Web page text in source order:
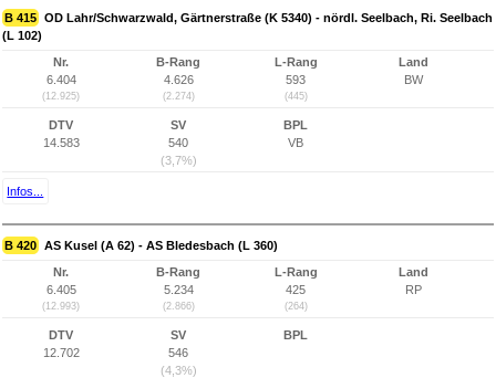
B 415 OD Lahr/Schwarzwald, Gärtnerstraße (K 5340) - nördl. Seelbach, Ri. Seelbach
(L 102)
Nr.
6.404
(12.925)
B-Rang
4.626
(2.274)
L-Rang
593
(445)
Land
BW
DTV
14.583
SV
540
(3,7%)
BPL
VB
Infos...
B 420 AS Kusel (A 62) - AS Bledesbach (L 360)
Nr.
6.405
(12.993)
B-Rang
5.234
(2.866)
L-Rang
425
(264)
Land
RP
DTV
12.702
SV
546
(4,3%)
BPL